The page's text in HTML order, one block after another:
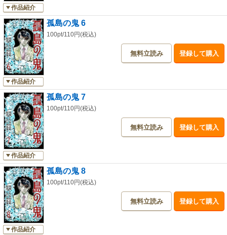
作品紹介
作品紹介
孤島の鬼 6
100pt/110円(税込)
無料立読み 登録して購入
作品紹介
孤島の鬼 7
100pt/110円(税込)
無料立読み 登録して購入
作品紹介
孤島の鬼 8
100pt/110円(税込)
無料立読み 登録して購入